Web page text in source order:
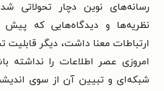
رسانه‌های نوین دچار تحولاتی
نظریه‌ها و دیدگاه‌هایی که پیش
ارتباطات معنا داشت، دیگر
امروزی عصر اطلاعات را نداشته
شبکه‌ای و تبیین آن از سوی